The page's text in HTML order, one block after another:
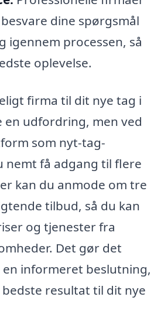
dine spørgsmål
igennem processen, så
oplevelse.
firma til dit nye tag i
en udfordring, men ved
som nyt-tag-
nemt få adgang til flere
kan du anmode om tre
tilbud, så du kan
og tjenester fra
Det gør det
informeret beslutning,
resultat til dit nye